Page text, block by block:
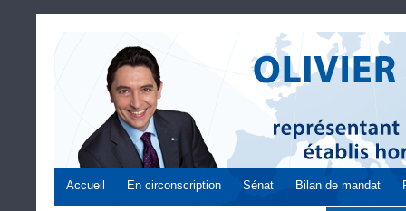
Accueil En circonscription Sénat Bilan de mandat